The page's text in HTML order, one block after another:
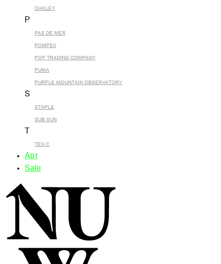
OAKLEY
P
PAS DE MER
POMPEII
POP TRADING COMPANY
PUMA
PURPLE MOUNTAIN OBSERVATORY
S
STAPLE
SUB SUN
TEN C
Арт
Sale